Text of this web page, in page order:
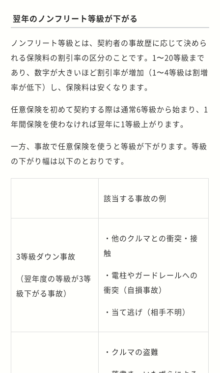
翌年のノンフリート等級が下がる
ノンフリート等級とは、契約者の事故歴に応じて決めら
れる保険料の割引率の区分のことです。1〜20等級まで
あり、数字が大きいほど割引率が増加（1〜4等級は割増
率が低下）し、保険料は安くなります。
任意保険を初めて契約する際は通常6等級から始まり、1
年間保険を使わなければ翌年に1等級上がります。
一方、事故で任意保険を使うと等級が下がります。等級
の下がり幅は以下のとおりです。
該当する事故の例
3等級ダウン事故
（翌年度の等級が3等
級下がる事故）
・他のクルマとの衝突・接
触
・電柱やガードレールへの
衝突（自損事故）
・当て逃げ（相手不明）
・クルマの盗難